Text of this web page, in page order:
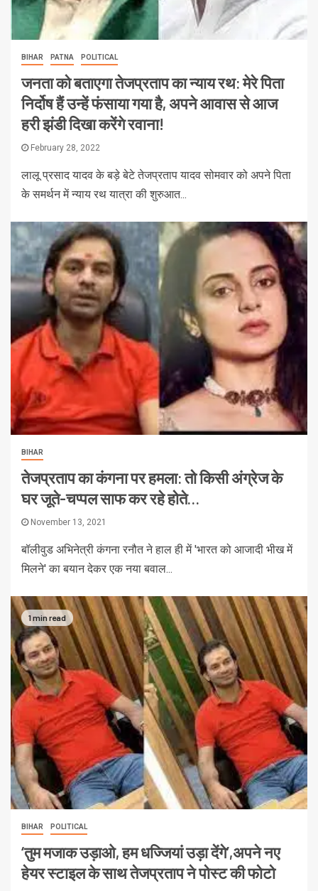
BIHAR PATNA POLITICAL
जनता को बताएगा तेजप्रताप का न्याय रथ: मेरे पिता
निर्दोष हैं उन्हें फंसाया गया है, अपने आवास से आज
हरी झंडी दिखा करेंगे रवाना!
February 28, 2022
लालू प्रसाद यादव के बड़े बेटे तेजप्रताप यादव सोमवार को अपने पिता
के समर्थन में न्याय रथ यात्रा की शुरुआत...
BIHAR
तेजप्रताप का कंगना पर हमला: तो किसी अंग्रेज के
घर जूते-चप्पल साफ कर रहे होते…
November 13, 2021
बॉलीवुड अभिनेत्री कंगना रनौत ने हाल ही में 'भारत को आजादी भीख में
मिलने' का बयान देकर एक नया बवाल...
1 min read
BIHAR POLITICAL
‘तुम मजाक उड़ाओ, हम धज्जियां उड़ा देंगे’,अपने नए
हेयर स्टाइल के साथ तेजप्रताप ने पोस्ट की फोटो